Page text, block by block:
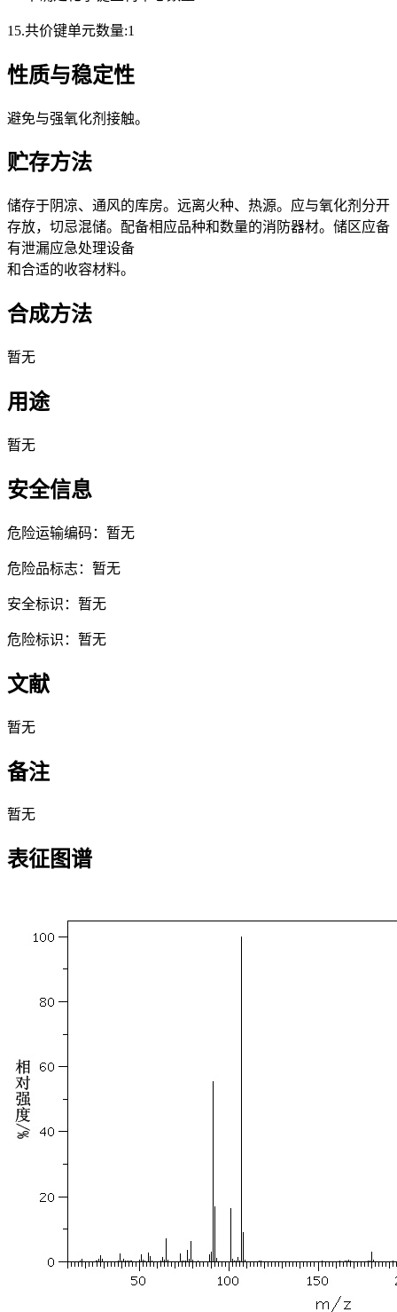
15.共价键单元数量:1
性质与稳定性
避免与强氧化剂接触。
贮存方法
储存于阴凉、通风的库房。远离火种、热源。应与氧化剂分开
存放，切忌混储。配备相应品种和数量的消防器材。储区应备
有泄漏应急处理设备
和合适的收容材料。
合成方法
暂无
用途
暂无
安全信息
危险运输编码：暂无
危险品标志：暂无
安全标识：暂无
危险标识：暂无
文献
暂无
备注
暂无
表征图谱